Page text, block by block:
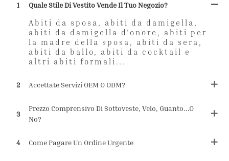
1 Quale Stile Di Vestito Vende Il Tuo Negozio?
Abiti da sposa, abiti da damigella,
abiti da damigella d'onore, abiti per
la madre della sposa, abiti da sera,
abiti da ballo, abiti da cocktail e
altri abiti formali...
2 Accettate Servizi OEM O ODM?
3
Prezzo Comprensivo Di Sottoveste, Velo, Guanto...o
No?
4 Come Pagare Un Ordine Urgente